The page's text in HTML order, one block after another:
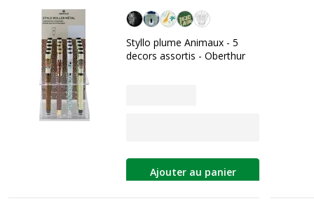
Personnalisation de la couleur
Styllo plume Animaux - 5
decors assortis - Oberthur
Ajouter au panier